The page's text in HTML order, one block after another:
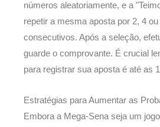
números aleatoriamente, e a
repetir a mesma aposta por 2, 4
consecutivos. Após a seleção,
guarde o comprovante. É crucial
para registrar sua aposta é até as
Estratégias para Aumentar as
Embora a Mega-Sena seja um